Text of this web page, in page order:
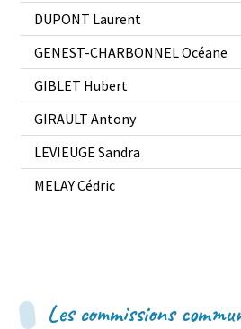
DUPONT Laurent
GENEST-CHARBONNEL Océane
GIBLET Hubert
GIRAULT Antony
LEVIEUGE Sandra
MELAY Cédric
Les commissions